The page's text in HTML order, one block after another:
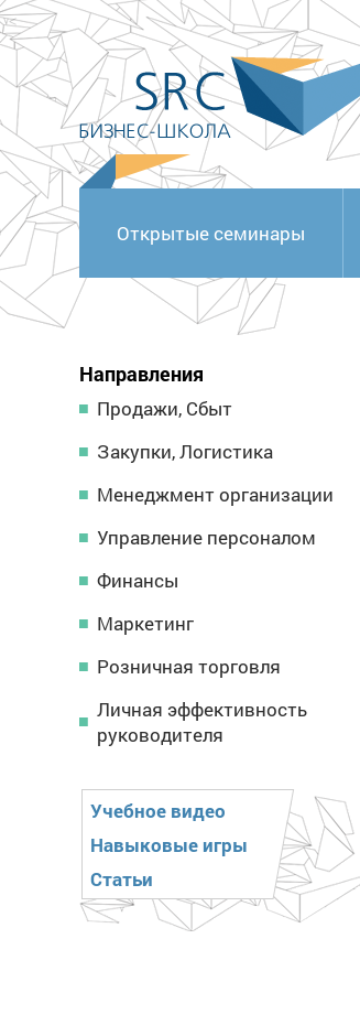
<
Открытые семинары
Направления
Продажи, Сбыт
Закупки, Логистика
Менеджмент организации
Управление персоналом
Финансы
Маркетинг
Розничная торговля
Личная эффективность
руководителя
Учебное видео
Навыковые игры
Статьи